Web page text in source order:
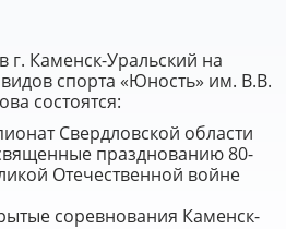
в г. Каменск-Уральский на
спорта «Юность» им. В.В.
состоятся:
Свердловской области
празднованию 80-
Отечественной войне
соревнования Каменск-